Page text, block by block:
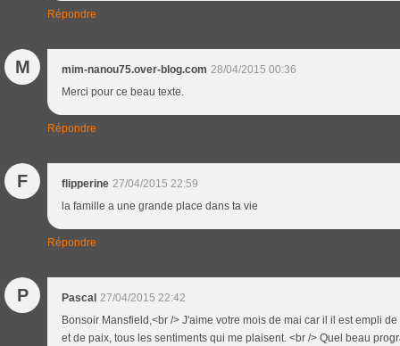
Répondre
M mim-nanou75.over-blog.com 28/04/2015 00:36
Merci pour ce beau texte.
Répondre
F flipperine 27/04/2015 22:59
la famille a une grande place dans ta vie
Répondre
P Pascal 27/04/2015 22:42
Bonsoir Mansfield,<br /> J'aime votre mois de mai car il il est empli
et de paix, tous les sentiments qui me plaisent. <br /> Quel beau